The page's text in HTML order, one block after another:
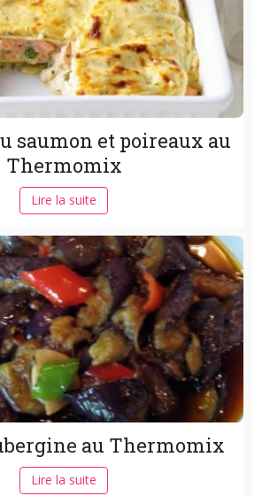
saumon et poireaux au
Thermomix
Lire la suite
au Thermomix
Lire la suite